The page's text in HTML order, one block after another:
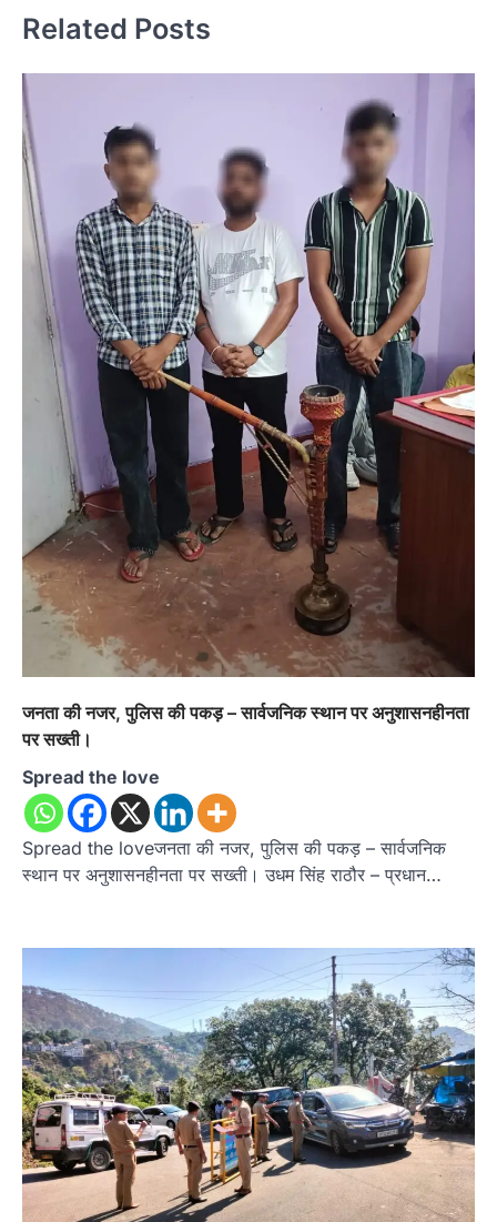
Related Posts
जनता की नजर, पुलिस की पकड़ – सार्वजनिक स्थान पर अनुशासनहीनता
पर सख्ती।
Spread the love
Spread the loveजनता की नजर, पुलिस की पकड़ – सार्वजनिक
स्थान पर अनुशासनहीनता पर सख्ती। उधम सिंह राठौर – प्रधान…